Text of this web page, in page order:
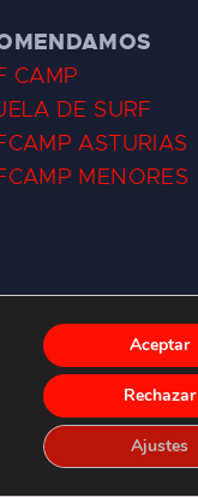
CAMP
DE SURF
ASTURIAS
MENORES
Aceptar
Rechazar
Ajustes